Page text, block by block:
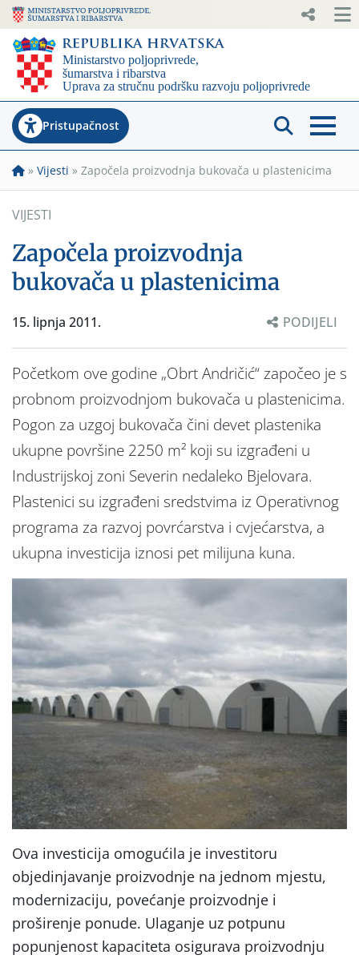
Pristupačnost
» Vijesti » Započela proizvodnja bukovača u plastenicima
VIJESTI
Započela proizvodnja
bukovača u plastenicima
15. lipnja 2011. PODIJELI
Početkom ove godine „Obrt Andričić“ započeo je s
probnom proizvodnjom bukovača u plastenicima.
Pogon za uzgoj bukovača čini devet plastenika
ukupne površine 2250 m² koji su izgrađeni u
Industrijskoj zoni Severin nedaleko Bjelovara.
Plastenici su izgrađeni sredstvima iz Operativnog
programa za razvoj povrćarstva i cvjećarstva, a
ukupna investicija iznosi pet milijuna kuna.
Ova investicija omogućila je investitoru
objedinjavanje proizvodnje na jednom mjestu,
modernizaciju, povećanje proizvodnje i
proširenje ponude. Ulaganje uz potpunu
popunjenost kapaciteta osigurava proizvodnju